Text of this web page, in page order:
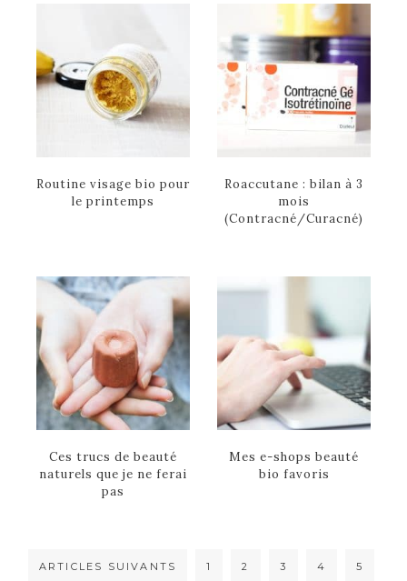
Routine visage bio pour
le printemps
Roaccutane : bilan à 3
mois
(Contracné/Curacné)
Ces trucs de beauté
naturels que je ne ferai
pas
Mes e-shops beauté
bio favoris
ARTICLES SUIVANTS 1 2 3 4 5